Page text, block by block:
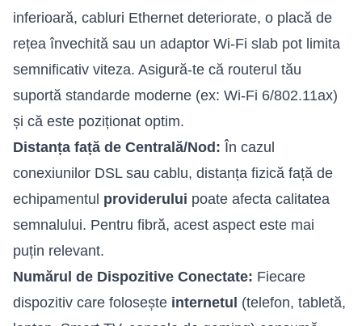
inferioară, cabluri Ethernet deteriorate, o placă de
rețea învechită sau un adaptor Wi-Fi slab pot limita
semnificativ viteza. Asigură-te că routerul tău
suportă standarde moderne (ex: Wi-Fi 6/802.11ax)
și că este poziționat optim.
Distanța față de Centrală/Nod: În cazul
conexiunilor DSL sau cablu, distanța fizică față de
echipamentul providerului poate afecta calitatea
semnalului. Pentru fibră, acest aspect este mai
puțin relevant.
Numărul de Dispozitive Conectate: Fiecare
dispozitiv care folosește internetul (telefon, tabletă,